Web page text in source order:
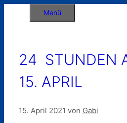
Menü
24 STUNDEN
15. APRIL
15. April 2021 von Gabi